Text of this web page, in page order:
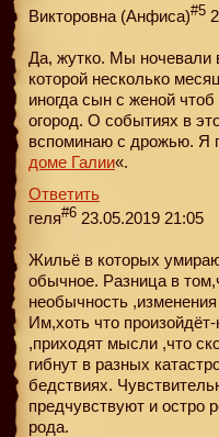
Викторовна (Анфиса)#5
Да, жутко. Мы ночевали
которой несколько
иногда сын с женой
огород. О событиях в
вспоминаю с дрожью. Я
доме Галии«.
Ответить
геля#6 23.05.2019 21:05
Жильё в которых
обычное. Разница в
необычность
Им,хоть что
,приходят мысли ,что
гибнут в разных
бедствиях.
предчувствуют и остро
рода.